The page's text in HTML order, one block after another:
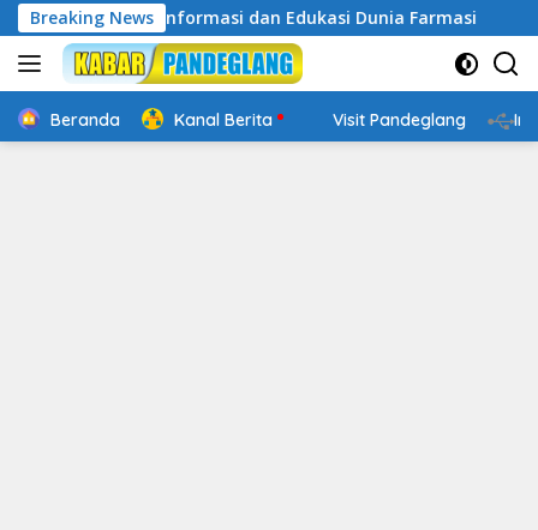
Langsung
ke
konten
Breaking News
Informasi dan Edukasi Dunia Farmasi Website
Beranda Kanal Berita Visit Pandeglang